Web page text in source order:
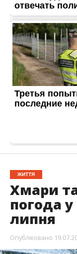
ЖИТТЯ
Хмари
погода
липня
Опубліковано